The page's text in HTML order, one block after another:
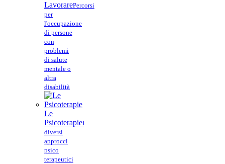
LavorarePercorsi
per
l'occupazione
di persone
con
problemi
di salute
mentale o
altra
disabilità
Le
PsicoterapieI
diversi
approcci
psico
terapeutici